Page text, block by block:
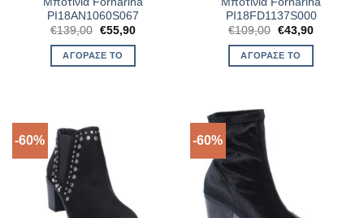
PI18AN1060S067
€139,00 Original
was:
€139,00.
€55,90Η
ΑΓΌΡΑΣΈ ΤΟ
PI18FD1137S000
€109,00 Original
was:
€109,00.
€43,90Η
ΑΓΌΡΑΣΈ ΤΟ
-60% -60%